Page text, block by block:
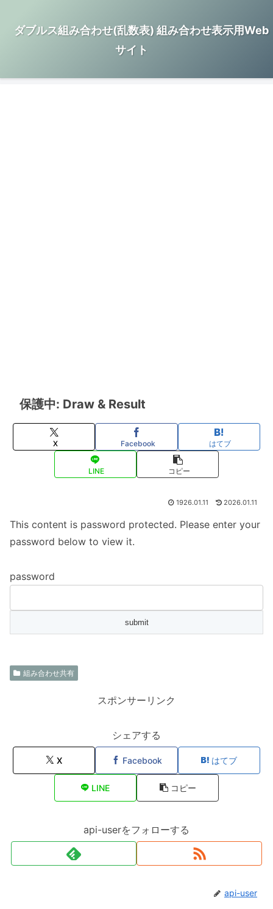
ダブルス組み合わせ(乱数表) 組み合わせ表示用Web
サイト
保護中: Draw & Result
X Facebook はてブ
LINE コピー
1926.01.11 2026.01.11
This content is password protected. Please enter your
password below to view it.
password
組み合わせ共有
スポンサーリンク
シェアする
X Facebook はてブ
LINE コピー
api-userをフォローする
api-user